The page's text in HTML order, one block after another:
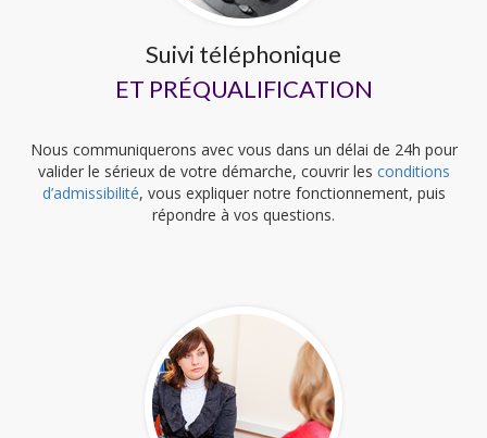
Suivi téléphonique
ET PRÉQUALIFICATION
Nous communiquerons avec vous dans un délai de 24h pour
valider le sérieux de votre démarche, couvrir les conditions
d’admissibilité, vous expliquer notre fonctionnement, puis
répondre à vos questions.